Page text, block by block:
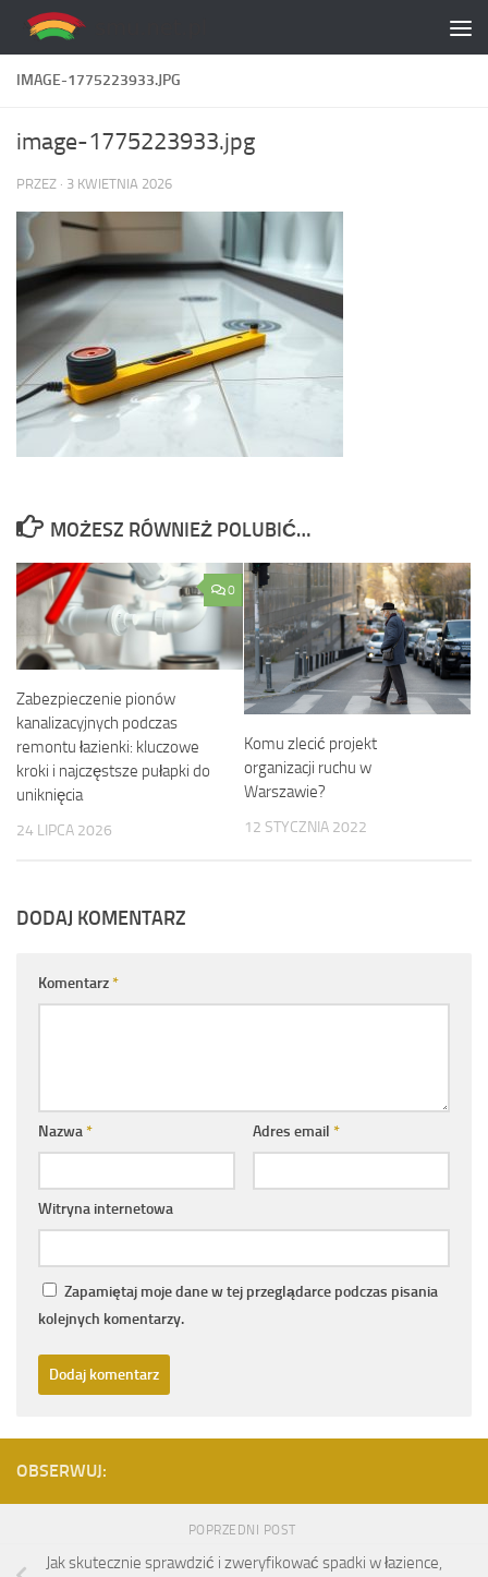
Skip to content
IMAGE-1775223933.JPG
image-1775223933.jpg
PRZEZ · 3 KWIETNIA 2026
MOŻESZ RÓWNIEŻ POLUBIĆ…
0
Zabezpieczenie pionów
kanalizacyjnych podczas
remontu łazienki: kluczowe
kroki i najczęstsze pułapki do
uniknięcia
24 LIPCA 2026
Komu zlecić projekt
organizacji ruchu w
Warszawie?
12 STYCZNIA 2022
DODAJ KOMENTARZ
Komentarz*
Nazwa* Adres email *
Witryna internetowa
Zapamiętaj moje dane w tej przeglądarce podczas pisania
kolejnych komentarzy.
OBSERWUJ:
POPRZEDNI POST
Jak skutecznie sprawdzić i zweryfikować spadki w łazience,